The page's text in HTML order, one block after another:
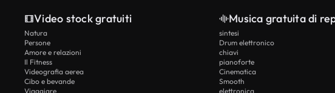
Video stock gratuiti
Natura
Persone
Amore e relazioni
Il Fitness
Videografia aerea
Cibo e bevande
Viaggiare
Musica gratuita di
sintesi
Drum elettronico
chiavi
pianoforte
Cinematica
Smooth
elettronica